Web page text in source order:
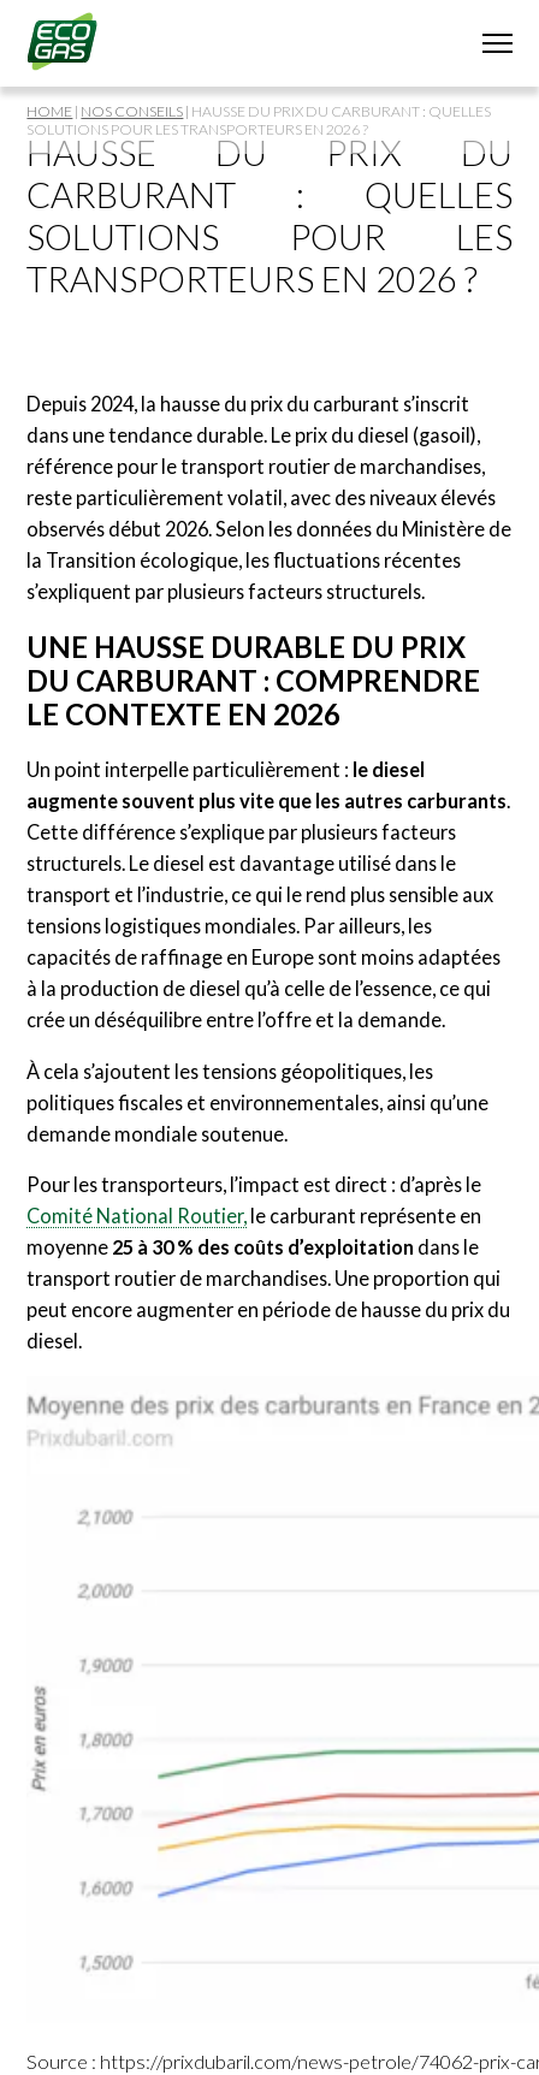
HAUSSE DU PRIX DU
CARBURANT : QUELLES
SOLUTIONS POUR LES
TRANSPORTEURS EN 2026 ?
HOME | NOS CONSEILS | HAUSSE DU PRIX DU CARBURANT : QUELLES
SOLUTIONS POUR LES TRANSPORTEURS EN 2026 ?
Depuis 2024, la hausse du prix du carburant s’inscrit
dans une tendance durable. Le prix du diesel (gasoil),
référence pour le transport routier de marchandises,
reste particulièrement volatil, avec des niveaux élevés
observés début 2026. Selon les données du Ministère de
la Transition écologique, les fluctuations récentes
s’expliquent par plusieurs facteurs structurels.
UNE HAUSSE DURABLE DU PRIX
DU CARBURANT : COMPRENDRE
LE CONTEXTE EN 2026
Un point interpelle particulièrement : le diesel
augmente souvent plus vite que les autres carburants.
Cette différence s’explique par plusieurs facteurs
structurels. Le diesel est davantage utilisé dans le
transport et l’industrie, ce qui le rend plus sensible aux
tensions logistiques mondiales. Par ailleurs, les
capacités de raffinage en Europe sont moins adaptées
à la production de diesel qu’à celle de l’essence, ce qui
crée un déséquilibre entre l’offre et la demande.
À cela s’ajoutent les tensions géopolitiques, les
politiques fiscales et environnementales, ainsi qu’une
demande mondiale soutenue.
Pour les transporteurs, l’impact est direct : d’après le
Comité National Routier, le carburant représente en
moyenne 25 à 30 % des coûts d’exploitation dans le
transport routier de marchandises. Une proportion qui
peut encore augmenter en période de hausse du prix du
diesel.
Source : https://prixdubaril.com/news-petrole/74062-prix-